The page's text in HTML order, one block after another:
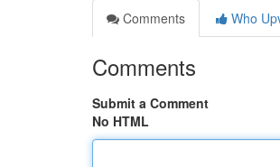
Comments
Who
Comments
Submit a Comment
No HTML